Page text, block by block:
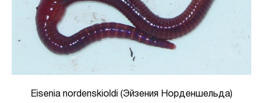
Eisenia nordenskioldi (Эйзения Норденшельда)